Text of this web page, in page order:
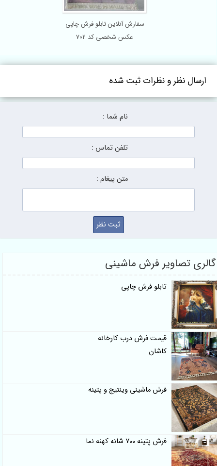
سفارش آنلاین تابلو فرش چاپی
عکس شخصی کد 702
ارسال نظر و نظرات ثبت شده
نام شما :
تلفن تماس :
متن پیغام :
تصاویر فرش ماشینی
تابلو فرش چاپی
قیمت فرش درب کارخانه
کاشان
فرش ماشینی وینتیج و پتینه
فرش پتینه 700 شانه کهنه نما